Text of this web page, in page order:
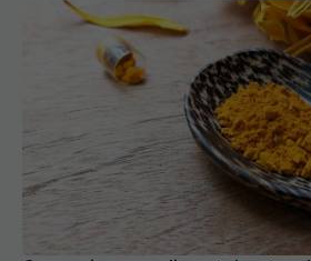
Curcumina, condimentul
ca medicamentele pentru
20 dec 2025, 18:41